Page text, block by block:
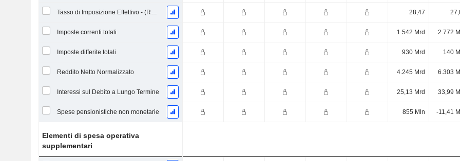
Tasso di Imposizione Effettivo - (Rapporto) 28,47
Imposte correnti totali 1.542 Mrd 2.772
Imposte differite totali 930 Mrd 140
Reddito Netto Normalizzato 4.245 Mrd 6.303
Interessi sul Debito a Lungo Termine 25,13 Mrd 33,99
Spese pensionistiche non monetarie 855 Mln -11,41
Elementi di spesa operativa
supplementari